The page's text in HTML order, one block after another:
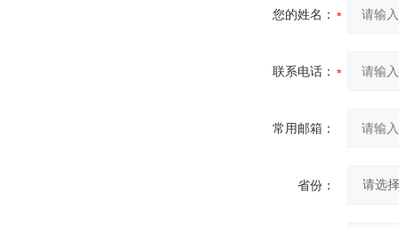
您的姓名：
联系电话：
常用邮箱：
省份：